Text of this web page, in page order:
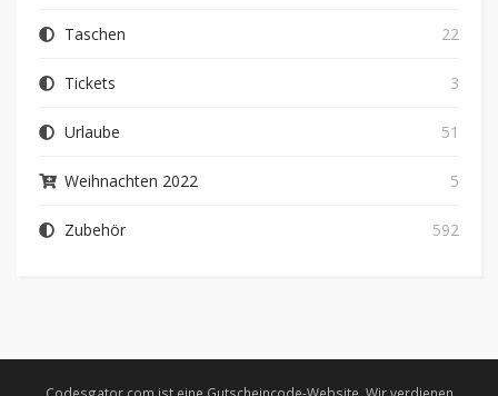
Taschen 22
Tickets 3
Urlaube 51
Weihnachten 2022 5
Zubehör 592